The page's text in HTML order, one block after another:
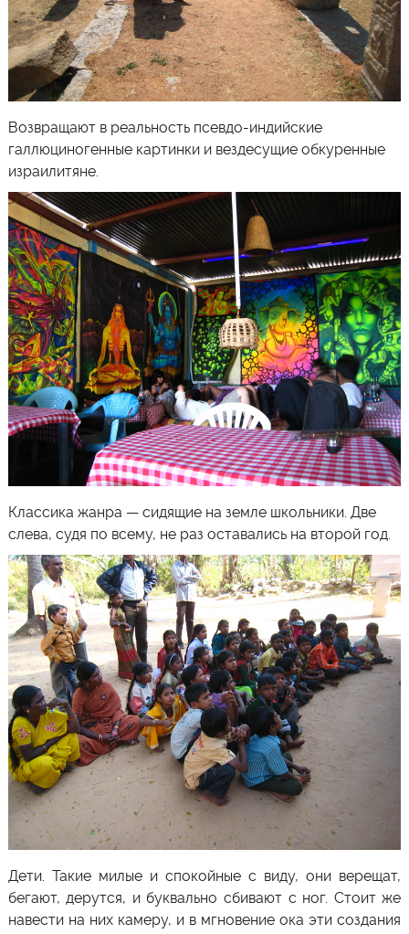
Возвращают в реальность псевдо-индийские
галлюциногенные картинки и вездесущие обкуренные
израилитяне.
Классика жанра — сидящие на земле школьники. Две
слева, судя по всему, не раз оставались на второй год.
Дети. Такие милые и спокойные с виду, они верещат,
бегают, дерутся, и буквально сбивают с ног. Стоит же
навести на них камеру, и в мгновение ока эти создания